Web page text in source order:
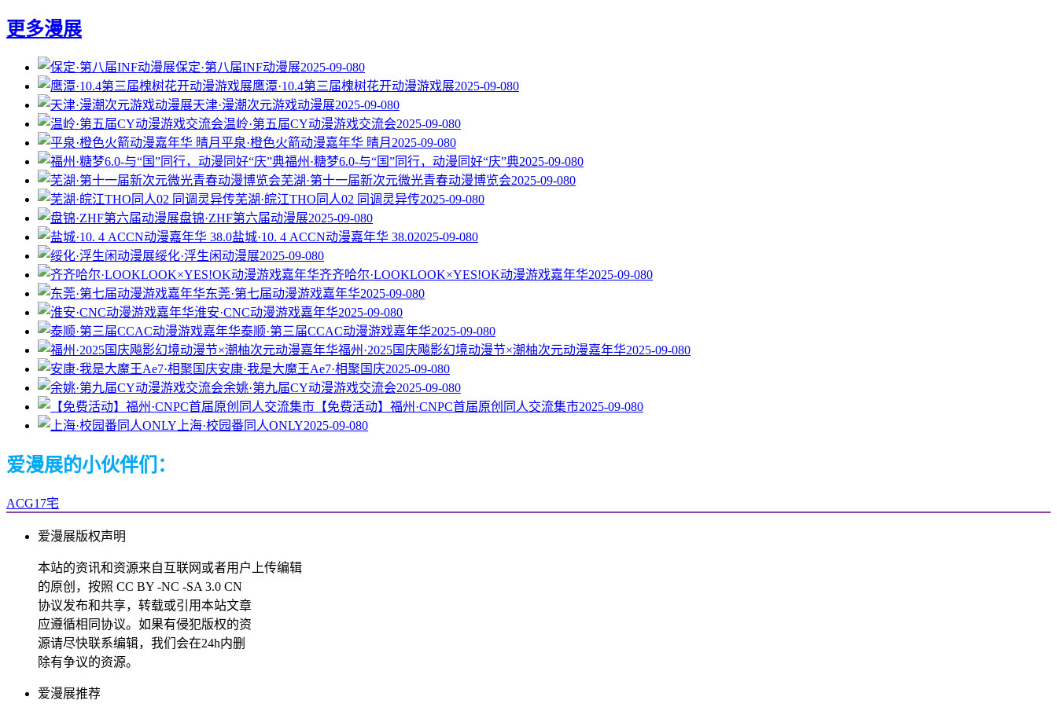
更多漫展
保定·第八届INF动漫展2025-09-080
鹰潭·10.4第三届槐树花开动漫游戏展2025-09-080
天津·漫潮次元游戏动漫展2025-09-080
温岭·第五届CY动漫游戏交流会2025-09-080
平泉·橙色火箭动漫嘉年华 晴月 2025-09-080
福州·糖梦6.0-与“国”同行，动漫同好“庆”典2025-09-080
芜湖·第十一届新次元微光青春动漫博览会2025-09-080
芜湖·皖江THO同人02 同调灵异传2025-09-080
盘锦·ZHF第六届动漫展2025-09-080
盐城·10. 4 ACCN动漫嘉年华 38.02025-09-080
绥化·浮生闲动漫展2025-09-080
齐齐哈尔·LOOKLOOK×YES!OK动漫游戏嘉年华2025-09-080
东莞·第七届动漫游戏嘉年华2025-09-080
淮安·CNC动漫游戏嘉年华2025-09-080
泰顺·第三届CCAC动漫游戏嘉年华2025-09-080
福州·2025国庆飚影幻境动漫节×潮柚次元动漫嘉年华2025-09-080
安康·我是大魔王Ae7·相聚国庆2025-09-080
余姚·第九届CY动漫游戏交流会2025-09-080
【免费活动】福州·CNPC首届原创同人交流集市2025-09-080
上海·校园番同人ONLY2025-09-080
爱漫展的小伙伴们：
ACG17宅
爱漫展版权声明
本站的资讯和资源来自互联网或者用户上传编辑
的原创，按照 CC BY -NC -SA 3.0 CN
协议发布和共享，转载或引用本站文章
应遵循相同协议。如果有侵犯版权的资
源请尽快联系编辑，我们会在24h内删
除有争议的资源。
爱漫展推荐